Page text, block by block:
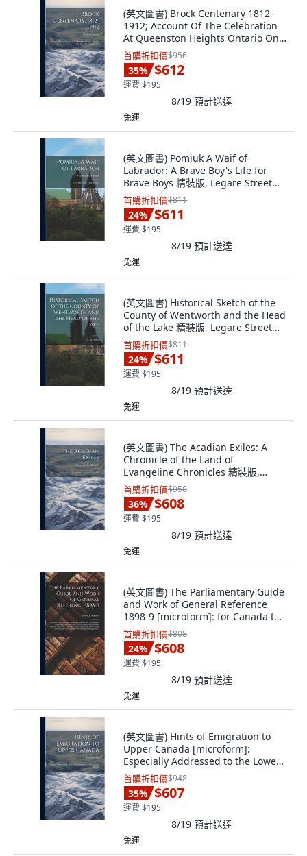
(英文圖書) Brock Centenary 1812-
1912; Account Of The Celebration
At Queenston Heights Ontario On
The ... 精裝版, Legare Street Press,
英文
首購折扣價$956
35% $612
運費 $195
8/19 預計送達
免運
(英文圖書) Pomiuk A Waif of
Labrador: A Brave Boy's Life for
Brave Boys 精裝版, Legare Street
Press, 英文
首購折扣價$811
24% $611
運費 $195
8/19 預計送達
免運
(英文圖書) Historical Sketch of the
County of Wentworth and the Head
of the Lake 精裝版, Legare Street
Press, 英文
首購折扣價$811
24% $611
運費 $195
8/19 預計送達
免運
(英文圖書) The Acadian Exiles: A
Chronicle of the Land of
Evangeline Chronicles 精裝版,
Legare Street Press, 英文
首購折扣價$950
36% $608
運費 $195
8/19 預計送達
免運
(英文圖書) The Parliamentary Guide
and Work of General Reference
1898-9 [microform]: for Canada the
Pro... 精裝版, Legare Street Press,
英文
首購折扣價$808
24% $608
運費 $195
8/19 預計送達
免運
(英文圖書) Hints of Emigration to
Upper Canada [microform]:
Especially Addressed to the Lower
Classes in... 精裝版, Legare Street
Press, 英文
首購折扣價$948
35% $607
運費 $195
8/19 預計送達
免運